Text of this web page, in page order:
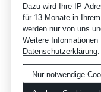
Dazu wird Ihre IP-
für 13 Monate in
werden nur von uns
Weitere
Datenschutzerklärung
Nur notwendige